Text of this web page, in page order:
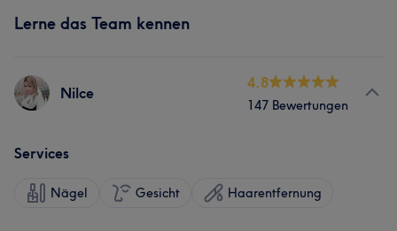
Lerne das Team kennen
Nilce
4.8
147 Bewertungen
Services
Nägel Gesicht Haarentfernung